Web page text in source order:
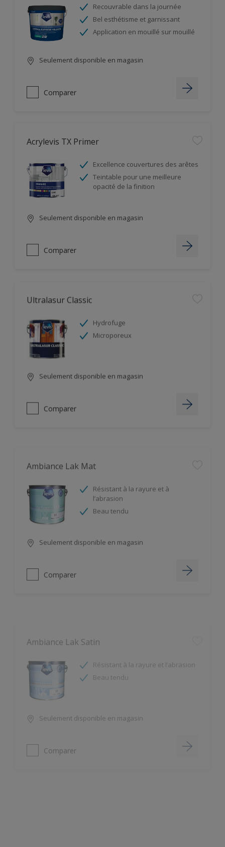
Recouvrable dans la journée
Bel esthétisme et garnissant
Application en mouillé sur mouillé
Seulement disponible en magasin
Comparer
Acrylevis TX Primer
Excellence couvertures des arêtes
Teintable pour une meilleure
opacité de la finition
Seulement disponible en magasin
Comparer
Ultralasur Classic
Hydrofuge
Microporeux
Seulement disponible en magasin
Comparer
l’abrasion
Beau tendu
Résistant à la rayure et l’abrasion
Seulement disponible en magasin
Comparer